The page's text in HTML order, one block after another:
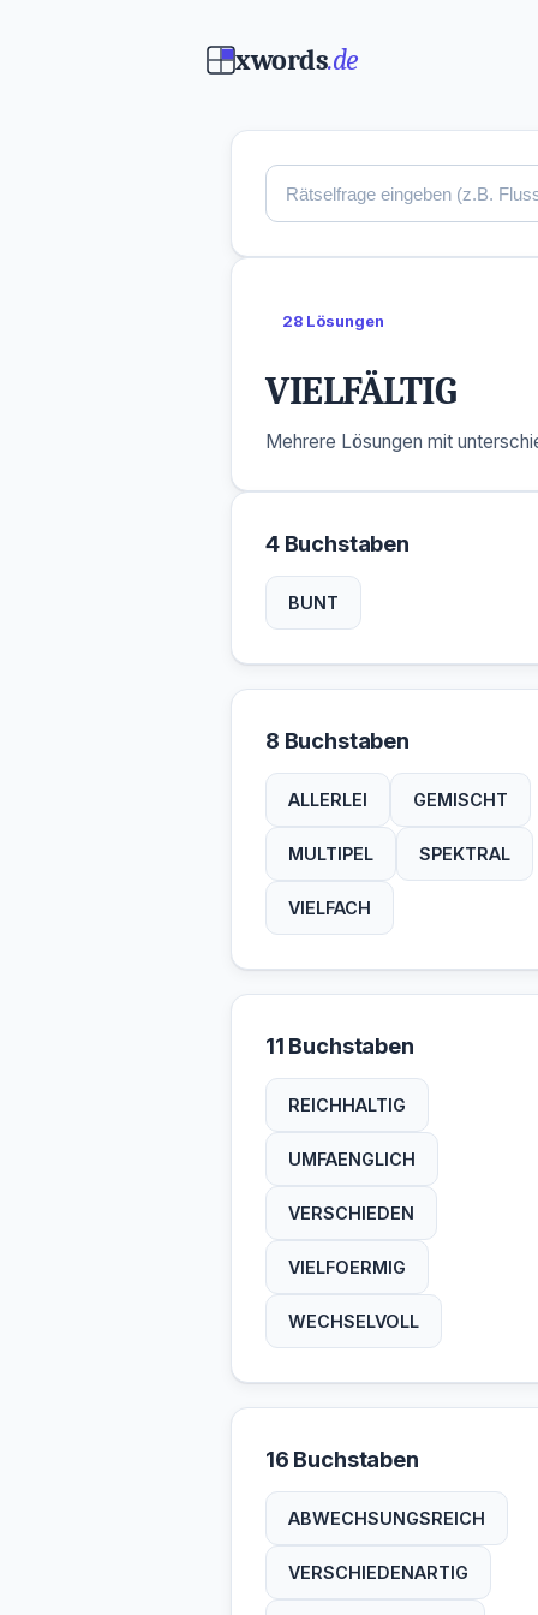
xwords.de
28 Lösungen
VIELFÄLTIG
Mehrere Lösungen mit
4 Buchstaben
BUNT
8 Buchstaben
ALLERLEI GEMISCHT
MULTIPEL SPEKTRAL
VIELFACH
11 Buchstaben
REICHHALTIG
UMFAENGLICH
VERSCHIEDEN
VIELFOERMIG
WECHSELVOLL
16 Buchstaben
ABWECHSUNGSREICH
VERSCHIEDENARTIG